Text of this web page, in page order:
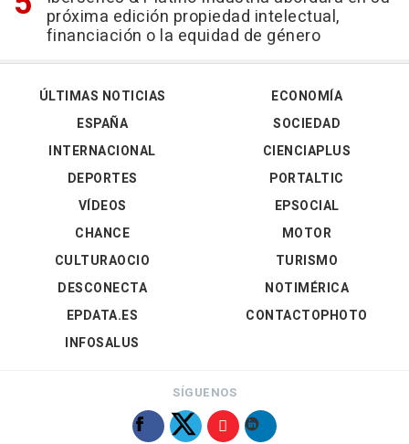
próxima edición propiedad intelectual,
financiación o la equidad de género
ÚLTIMAS NOTICIAS
ESPAÑA
INTERNACIONAL
DEPORTES
VÍDEOS
ECONOMÍA
SOCIEDAD
CIENCIAPLUS
PORTALTIC
EPSOCIAL
CHANCE
CULTURAOCIO
DESCONECTA
EPDATA.ES
INFOSALUS
MOTOR
TURISMO
NOTIMÉRICA
CONTACTOPHOTO
SÍGUENOS